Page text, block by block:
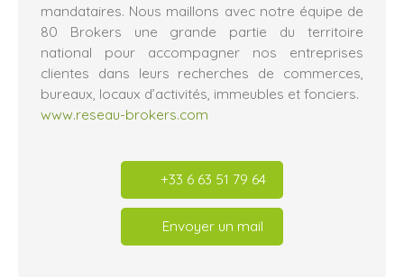
mandataires. Nous maillons avec notre équipe de
80 Brokers une grande partie du territoire
national pour accompagner nos entreprises
clientes dans leurs recherches de commerces,
bureaux, locaux d’activités, immeubles et fonciers.
www.reseau-brokers.com
+33 6 63 51 79 64
Envoyer un mail